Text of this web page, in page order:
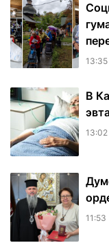
13:35
В
13:02
11:53